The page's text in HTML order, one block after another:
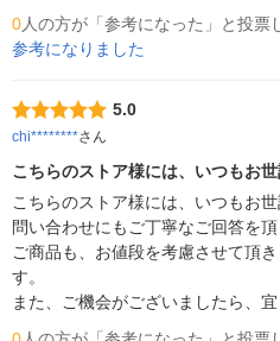
0人の方が「参考になった」と投票
参考になりました
5.0
chi********さん
こちらのストア様には、いつもお
こちらのストア様には、いつもお世
問い合わせにもご丁寧なご回答を
ご商品も、お値段を考慮させて頂
す。
また、ご機会がございましたら、